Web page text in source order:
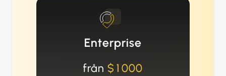
Enterprise
från $1000